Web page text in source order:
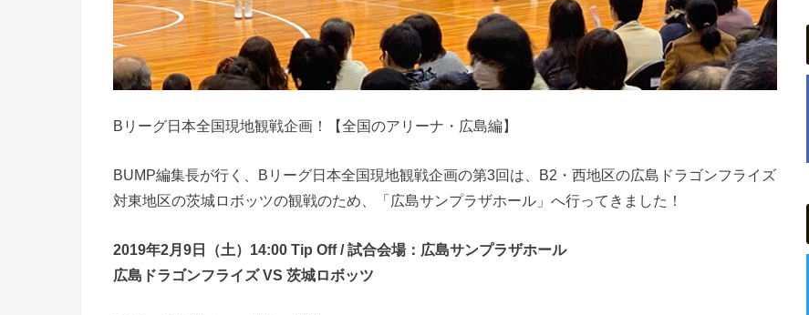
Bリーグ日本全国現地観戦企画！【全国のアリーナ・広島編】
BUMP編集長が行く、Bリーグ日本全国現地観戦企画の第3回は、B2・西地区の広島ドラゴンフライズ
対東地区の茨城ロボッツの観戦のため、「広島サンプラザホール」へ行ってきました！
2019年2月9日（土）14:00 Tip Off / 試合会場：広島サンプラザホール
広島ドラゴンフライズ VS 茨城ロボッツ